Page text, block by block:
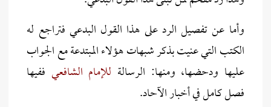
وأما عن تفصيل الرد على هذا القول البدعي فتراجع له
الكتب التي عنيت بذكر شبهات هؤلاء المبتدعة مع الجواب
عليها ودحضها، ومنها: الرسالة للإمام الشافعي ففيها
فصل كامل في أخبار الآحاد.